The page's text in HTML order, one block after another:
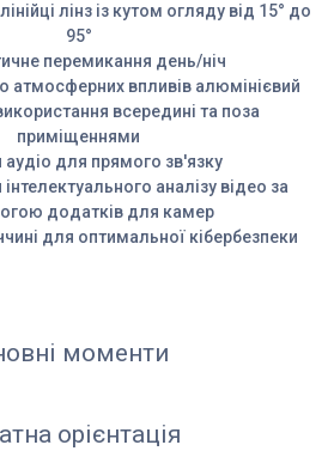
лінз із кутом огляду від 15° до
95°
перемикання день/ніч
атмосферних впливів алюмінієвий
всередині та поза
приміщеннями
аудіо для прямого зв'язку
інтелектуального аналізу відео за
додатків для камер
для оптимальної кібербезпеки
моменти
орієнтація